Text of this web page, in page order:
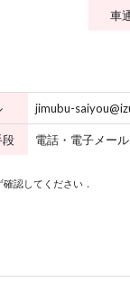
車
jimubu-
段 電話・電子メール
認してください．